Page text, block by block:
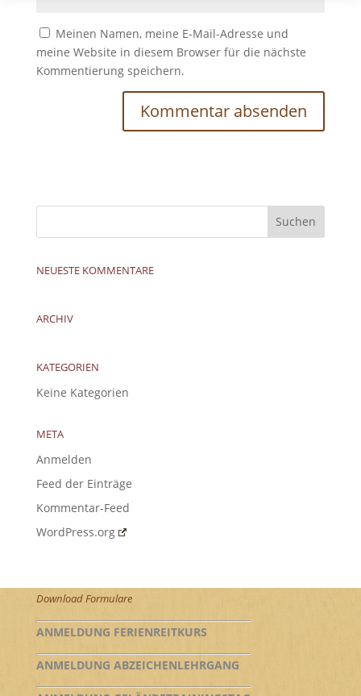
Meinen Namen, meine E-Mail-Adresse und
meine Website in diesem Browser für die nächste
Kommentierung speichern.
NEUESTE KOMMENTARE
ARCHIV
KATEGORIEN
Keine Kategorien
META
Anmelden
Feed der Einträge
Kommentar-Feed
WordPress.org
Download Formulare
ANMELDUNG FERIENREITKURS
ANMELDUNG ABZEICHENLEHRGANG